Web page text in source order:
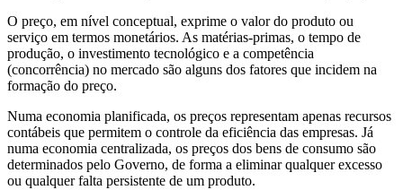
O preço, em nível conceptual, exprime o valor do produto ou
serviço em termos monetários. As matérias-primas, o tempo de
produção, o investimento tecnológico e a competência
(concorrência) no mercado são alguns dos fatores que incidem na
formação do preço.
Numa economia planificada, os preços representam apenas recursos
contábeis que permitem o controle da eficiência das empresas. Já
numa economia centralizada, os preços dos bens de consumo são
determinados pelo Governo, de forma a eliminar qualquer excesso
ou qualquer falta persistente de um produto.